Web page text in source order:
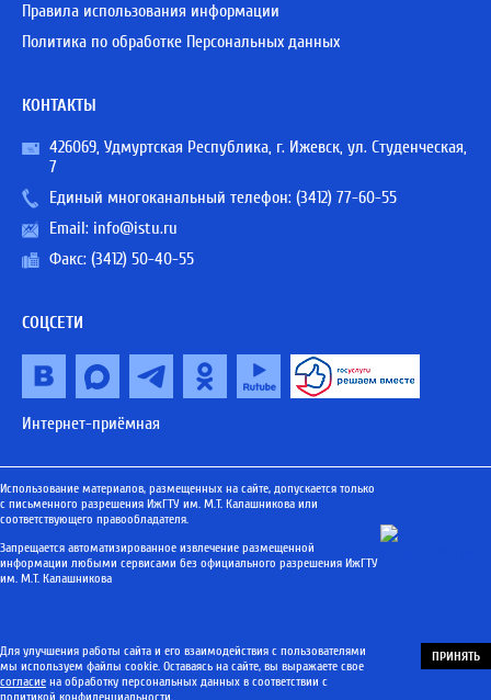
Правила использования информации
Политика по обработке Персональных данных
КОНТАКТЫ
426069, Удмуртская Республика, г. Ижевск, ул. Студенческая,
7
Единый многоканальный телефон: (3412) 77-60-55
Email: info@istu.ru
Факс: (3412) 50-40-55
СОЦСЕТИ
Интернет-приёмная
Использование материалов, размещенных на сайте, допускается только
с письменного разрешения ИжГТУ им. М.Т. Калашникова или
соответствующего правообладателя.
Запрещается автоматизированное извлечение размещенной
информации любыми сервисами без официального разрешения ИжГТУ
им. М.Т. Калашникова
Для улучшения работы сайта и его взаимодействия с пользователями
мы используем файлы cookie. Оставаясь на сайте, вы выражаете свое
согласие на обработку персональных данных в соответствии с
политикой конфиденциальности
ПРИНЯТЬ